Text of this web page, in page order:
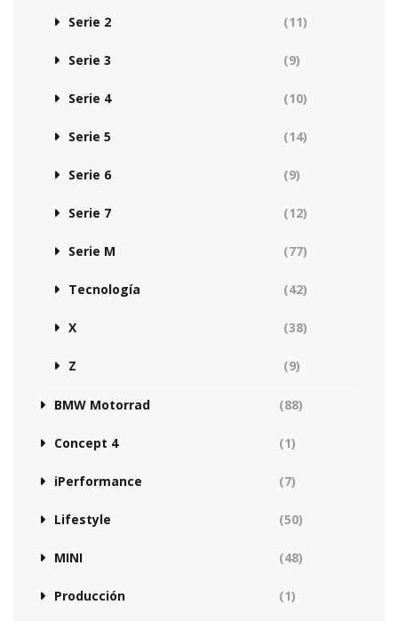
Serie 2 (11)
Serie 3 (9)
Serie 4 (10)
Serie 5 (14)
Serie 6 (9)
Serie 7 (12)
Serie M (77)
Tecnología (42)
X (38)
Z (9)
BMW Motorrad (88)
Concept 4 (1)
iPerformance (7)
Lifestyle (50)
MINI (48)
Producción (1)